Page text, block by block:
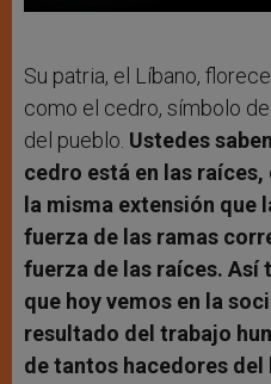
Su patria, el Líbano,
como el cedro, símbolo
del pueblo. Ustedes
cedro está en las
la misma extensión que
fuerza de las ramas
fuerza de las raíces. Así
que hoy vemos en la
resultado del trabajo
de tantos hacedores